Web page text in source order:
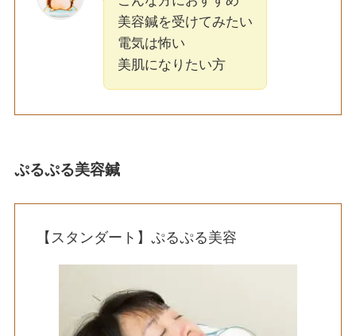
美容鍼を受けてみたい
電気は怖い
美肌になりたい方
ぷるぷる美容鍼
【スタンダート】ぷるぷる美容